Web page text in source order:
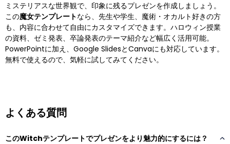
ミステリアスな世界観で、印象に残るプレゼンを作成しましょう。
この魔女テンプレートなら、先生や学生、魔術・オカルト好きの方
も、内容に合わせて自由にカスタマイズできます。ハロウィン授業
の資料、ゼミ発表、卒論発表のテーマ紹介など幅広く活用可能。
PowerPointに加え、Google SlidesとCanvaにも対応しています。
無料で使えるので、気軽に試してみてください。
よくある質問
このWitchテンプレートでプレゼンをより魅力的にするには？